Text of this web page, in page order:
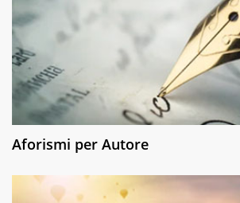
Aforismi per Autore